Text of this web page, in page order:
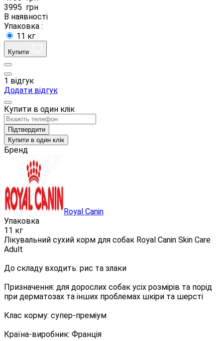
3995 грн
В наявності
Упаковка :
11 кг
Купити
1 відгук
Додати відгук
Купити в один клік
Підтвердити
Купити в один клік
Бренд
Royal Canin
Упаковка
11 кг
Лікувальний сухий корм для собак Royal Canin Skin Care
Adult
До складу входить: рис та злаки
Призначення: для дорослих собак усіх розмірів та порід
при дерматозах та інших проблемах шкіри та шерсті
Клас корму: супер-преміум
Країна-виробник: Франція